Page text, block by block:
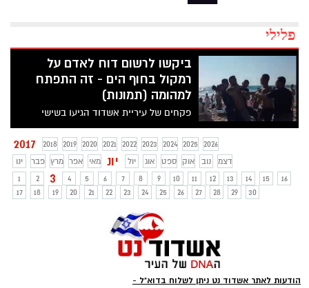
פלילי
ביקשו לרשום דוח לאדם על
רמקול בחוף הים - זה התפתח
למהומה (תמונות)
פקחים של עיריית אשדוד הגיעו בשישי
בשעות הצהרים לרשום דוח לאדם שהפעיל
רמקול בחוף י"א. זה התפתח למהומה, תוך
הזעקת כוח משטרה ועיכוב לחקירה של אחד
המעורבים
2017 2018 2019 2020 2021 2022 2023 2024 2025
2026
ינו
פבר מרץ אפר מאי יונ יול אוג ספט אוק נוב
דצמ
1
2 3 4 5 6 7 8 9 10 11 12 13 14 15
16
17
18 19 20 21 22 23 24 25 26 27 28 29 30
הודעות לאתר אשדוד נט ניתן לשלוח בדוא"ל -